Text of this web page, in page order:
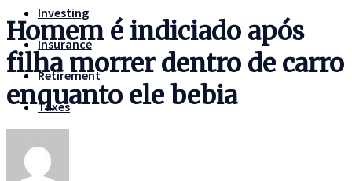
Investing
Insurance
Retirement
Taxes
Homem é indiciado após
filha morrer dentro de carro
enquanto ele bebia